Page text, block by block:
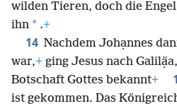
wilden Tieren, doch die
ihn * .+
14 Nachdem Johạnnes
war,+ ging Jesus nach Galilạ̈a,
Botschaft Gottes bekannt+
ist gekommen. Das